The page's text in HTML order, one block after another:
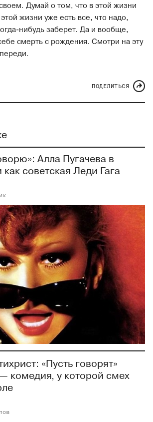
Думай о том, что в этой жизни
жизни уже есть все, что надо,
нибудь заберет. Да и вообще,
смерть с рождения. Смотри на эту
ПОДЕЛИТЬСЯ
Алла Пугачева в
советская Леди Гага
«Пусть говорят»
комедия, у которой смех